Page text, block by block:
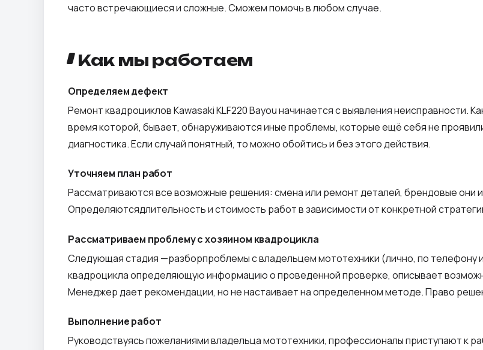
часто встречающиеся и сложные. Сможем помочь в любом случае.
Как мы работаем
Определяем дефект
Ремонт квадроциклов Kawasaki KLF220 Bayou начинается с выявления неисправности.
время которой, бывает, обнаруживаются иные проблемы, которые ещё себя не
диагностика. Если случай понятный, то можно обойтись и без этого действия.
Уточняем план работ
Рассматриваются все возможные решения: смена или ремонт деталей, брендовые они
Определяютсядлительность и стоимость работ в зависимости от конкретной
Рассматриваем проблему с хозяином квадроцикла
Следующая стадия —разборпроблемы с владельцем мототехники (лично, по телефону
квадроцикла определяющую информацию о проведенной проверке, описывает
Менеджер дает рекомендации, но не настаивает на определенном методе. Право
Выполнение работ
Руководствуясь пожеланиями владельца мототехники, профессионалы приступают к